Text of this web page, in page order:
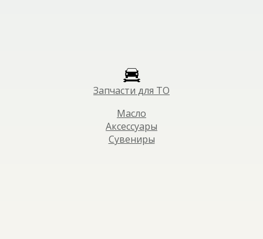
Запчасти для ТО
Масло
Аксессуары
Сувениры